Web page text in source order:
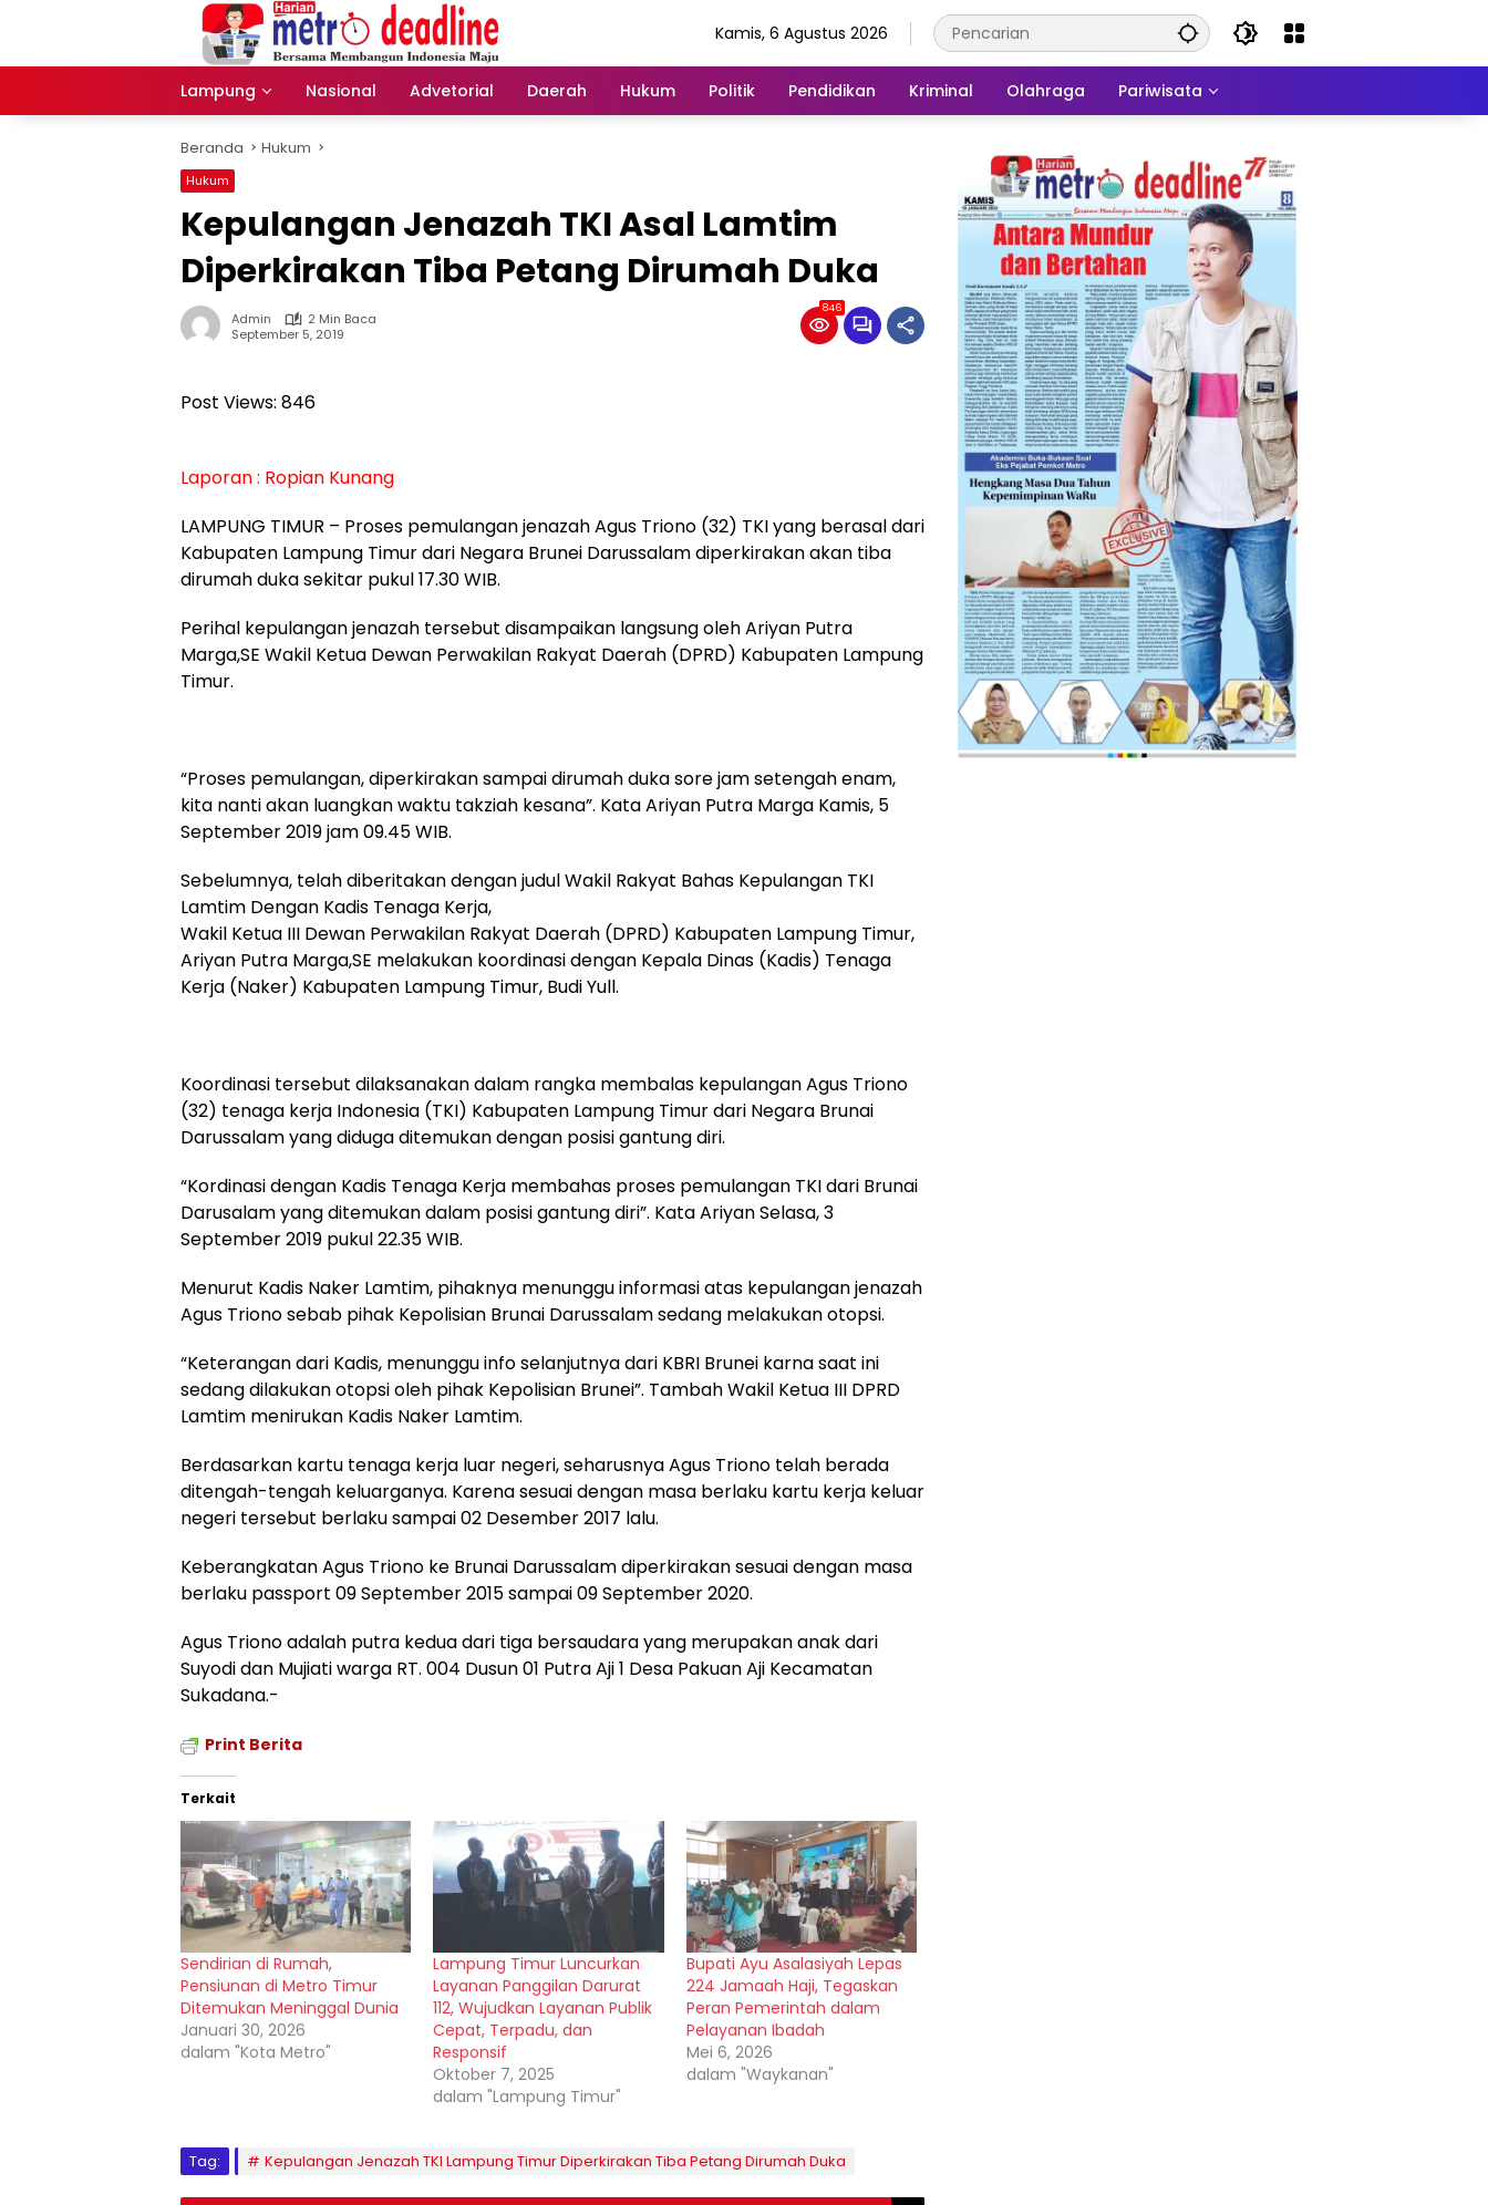
Kamis, 6 Agustus 2026
Lampung Nasional Advetorial Daerah Hukum Politik Pendidikan Kriminal Olahraga Pariwisata
Beranda Hukum
Hukum
Kepulangan Jenazah TKI Asal Lamtim
Diperkirakan Tiba Petang Dirumah Duka
Admin
2 Min Baca
September 5, 2019
846
Post Views: 846
Laporan : Ropian Kunang
LAMPUNG TIMUR – Proses pemulangan jenazah Agus Triono (32) TKI yang berasal dari
Kabupaten Lampung Timur dari Negara Brunei Darussalam diperkirakan akan tiba
dirumah duka sekitar pukul 17.30 WIB.
Perihal kepulangan jenazah tersebut disampaikan langsung oleh Ariyan Putra
Marga,SE Wakil Ketua Dewan Perwakilan Rakyat Daerah (DPRD) Kabupaten Lampung
Timur.
“Proses pemulangan, diperkirakan sampai dirumah duka sore jam setengah enam,
kita nanti akan luangkan waktu takziah kesana”. Kata Ariyan Putra Marga Kamis, 5
September 2019 jam 09.45 WIB.
Sebelumnya, telah diberitakan dengan judul Wakil Rakyat Bahas Kepulangan TKI
Lamtim Dengan Kadis Tenaga Kerja,
Wakil Ketua III Dewan Perwakilan Rakyat Daerah (DPRD) Kabupaten Lampung Timur,
Ariyan Putra Marga,SE melakukan koordinasi dengan Kepala Dinas (Kadis) Tenaga
Kerja (Naker) Kabupaten Lampung Timur, Budi Yull.
Koordinasi tersebut dilaksanakan dalam rangka membalas kepulangan Agus Triono
(32) tenaga kerja Indonesia (TKI) Kabupaten Lampung Timur dari Negara Brunai
Darussalam yang diduga ditemukan dengan posisi gantung diri.
“Kordinasi dengan Kadis Tenaga Kerja membahas proses pemulangan TKI dari Brunai
Darusalam yang ditemukan dalam posisi gantung diri”. Kata Ariyan Selasa, 3
September 2019 pukul 22.35 WIB.
Menurut Kadis Naker Lamtim, pihaknya menunggu informasi atas kepulangan jenazah
Agus Triono sebab pihak Kepolisian Brunai Darussalam sedang melakukan otopsi.
“Keterangan dari Kadis, menunggu info selanjutnya dari KBRI Brunei karna saat ini
sedang dilakukan otopsi oleh pihak Kepolisian Brunei”. Tambah Wakil Ketua III DPRD
Lamtim menirukan Kadis Naker Lamtim.
Berdasarkan kartu tenaga kerja luar negeri, seharusnya Agus Triono telah berada
ditengah-tengah keluarganya. Karena sesuai dengan masa berlaku kartu kerja keluar
negeri tersebut berlaku sampai 02 Desember 2017 lalu.
Keberangkatan Agus Triono ke Brunai Darussalam diperkirakan sesuai dengan masa
berlaku passport 09 September 2015 sampai 09 September 2020.
Agus Triono adalah putra kedua dari tiga bersaudara yang merupakan anak dari
Suyodi dan Mujiati warga RT. 004 Dusun 01 Putra Aji 1 Desa Pakuan Aji Kecamatan
Sukadana.-
Print Berita
Terkait
Sendirian di Rumah,
Pensiunan di Metro Timur
Ditemukan Meninggal Dunia
Januari 30, 2026
dalam "Kota Metro"
Lampung Timur Luncurkan
Layanan Panggilan Darurat
112, Wujudkan Layanan Publik
Cepat, Terpadu, dan
Responsif
Oktober 7, 2025
dalam "Lampung Timur"
Bupati Ayu Asalasiyah Lepas
224 Jamaah Haji, Tegaskan
Peran Pemerintah dalam
Pelayanan Ibadah
Mei 6, 2026
dalam "Waykanan"
Tag: Kepulangan Jenazah TKI Lampung Timur Diperkirakan Tiba Petang Dirumah Duka